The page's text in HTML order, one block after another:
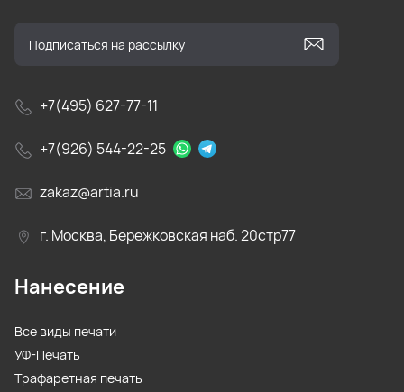
+7(495) 627-77-11
+7(926) 544-22-25
zakaz@artia.ru
г. Москва, Бережковская наб. 20стр77
Нанесение
Все виды печати
УФ-Печать
Трафаретная печать